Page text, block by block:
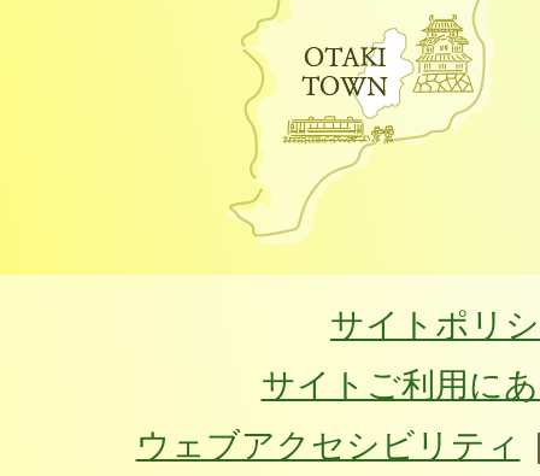
サイトポリ
サイトご利用に
ウェブアクセシビリティ